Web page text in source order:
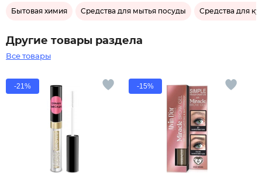
Бытовая химия Средства для мытья посуды Средства для
Другие товары раздела
Все товары
-21% -15%